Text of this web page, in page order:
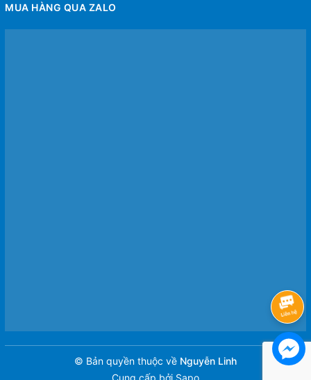
MUA HÀNG QUA ZALO
© Bản quyền thuộc về Nguyễn Linh
Cung cấp bởi Sapo